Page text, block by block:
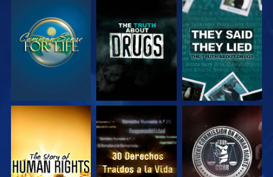
VE VE
VE VE VE